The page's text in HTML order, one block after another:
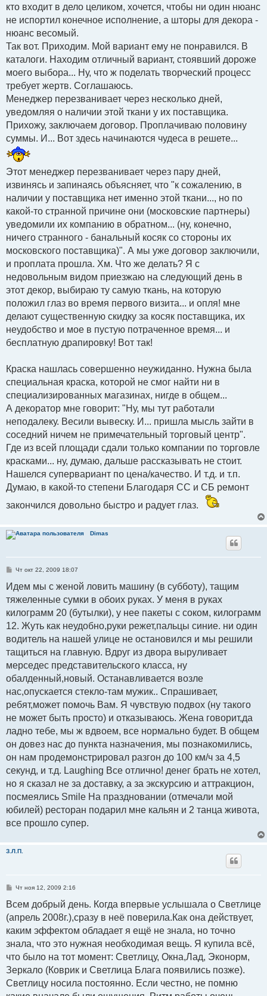
кто входит в дело целиком, хочется, чтобы ни один нюанс
не испортил конечное исполнение, а шторы для декора -
нюанс весомый.
Так вот. Приходим. Мой вариант ему не понравился. В
каталоги. Находим отличный вариант, стоявший дороже
моего выбора... Ну, что ж поделать творческий процесс
требует жертв. Соглашаюсь.
Менеджер перезванивает через несколько дней,
уведомляя о наличии этой ткани у их поставщика.
Прихожу, заключаем договор. Проплачиваю половину
суммы. И... Вот здесь начинаются чудеса в решете...
Этот менеджер перезванивает через пару дней,
извинясь и запинаясь объясняет, что "к сожалению, в
наличии у поставщика нет именно этой ткани..., но по
какой-то странной причине они (московские партнеры)
уведомили их компанию в обратном... (ну, конечно,
ничего странного - банальный косяк со стороны их
московского поставщика)". А мы уже договор заключили,
и проплата прошла. Хм. Что же делать? Я с
недовольным видом приезжаю на следующий день в
этот декор, выбираю ту самую ткань, на которую
положил глаз во время первого визита... и опля! мне
делают существенную скидку за косяк поставщика, их
неудобство и мое в пустую потраченное время... и
бесплатную драпировку! Вот так!
Краска нашлась совершенно неужиданно. Нужна была
специальная краска, которой не смог найти ни в
специализированных магазинах, нигде в общем...
А декоратор мне говорит: "Ну, мы тут работали
неподалеку. Весили вывеску. И... пришла мысль зайти в
соседний ничем не примечательный торговый центр".
Где из всей площади сдали только компании по торговле
красками... ну, думаю, дальше рассказывать не стоит.
Нашелся супервариант по цена/качество. И т.д. и т.п.
Думаю, в какой-то степени Благодаря СС и СБ ремонт
закончился довольно быстро и радует глаз.
Dimas
С
о
б
щ
е
н
е
Чт окт 22, 2009 18:07
Идем мы с женой ловить машину (в субботу), тащим
тяжеленные сумки в обоих руках. У меня в руках
килограмм 20 (бутылки), у нее пакеты с соком, килограмм
12. Жуть как неудобно,руки режет,пальцы синие. ни один
водитель на нашей улице не остановился и мы решили
тащиться на главную. Вдруг из двора выруливает
мерседес представительского класса, ну
обалденный,новый. Останавливается возле
нас,опускается стекло-там мужик.. Спрашивает,
ребят,может помочь Вам. Я чувствую подвох (ну такого
не может быть просто) и отказываюсь. Жена говорит,да
ладно тебе, мы ж вдвоем, все нормально будет. В общем
он довез нас до пункта назначения, мы познакомились,
он нам продемонстрировал разгон до 100 км/ч за 4,5
секунд, и т.д. Laughing Все отлично! денег брать не хотел,
но я сказал не за доставку, а за экскурсию и аттракцион,
посмеялись Smile На праздновании (отмечали мой
юбилей) ресторан подарил мне кальян и 2 танца живота,
все прошло супер.
З.Л.П.
С
о
б
щ
е
н
е
Чт ноя 12, 2009 2:16
Всем добрый день. Когда впервые услышала о Светлице
(апрель 2008г.),сразу в неё поверила.Как она действует,
каким эффектом обладает я ещё не знала, но точно
знала, что это нужная необходимая вещь. Я купила всё,
что было на тот момент: Светлицу, Окна,Лад, Эконорм,
Зеркало (Коврик и Светлица Блага появились позже).
Светлицу носила постоянно. Если честно, не помню